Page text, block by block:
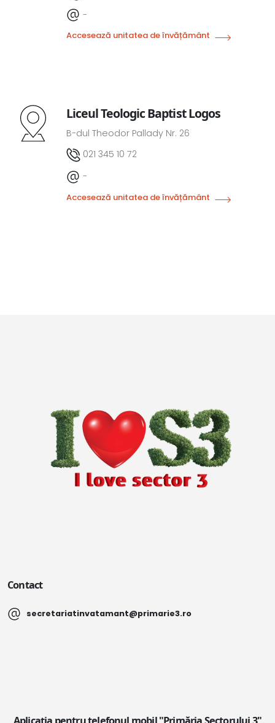
-
Accesează unitatea de învățământ
Liceul Teologic Baptist Logos
B-dul Theodor Pallady Nr. 26
021 345 10 72
-
Accesează unitatea de învățământ
Contact
secretariatinvatamant@primarie3.ro